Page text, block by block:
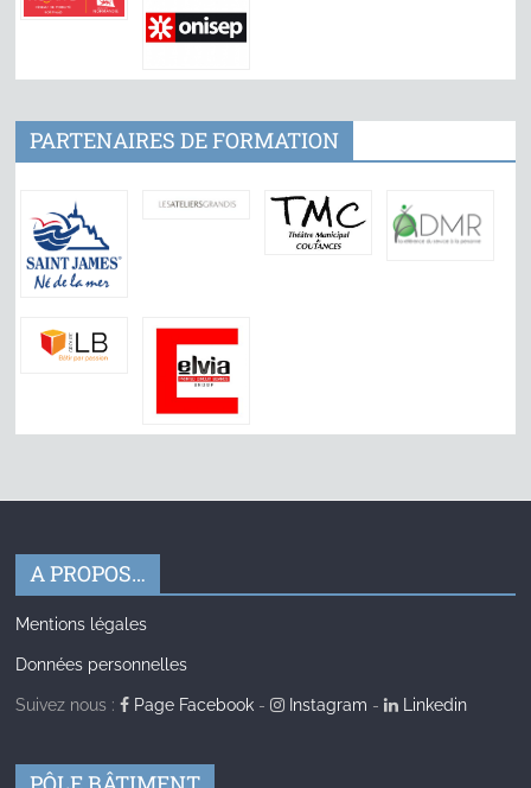
PARTENAIRES DE FORMATION
A PROPOS…
Mentions légales
Données personnelles
Suivez nous : Page Facebook - Instagram - Linkedin